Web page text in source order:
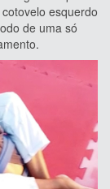
esquerdo
de uma só